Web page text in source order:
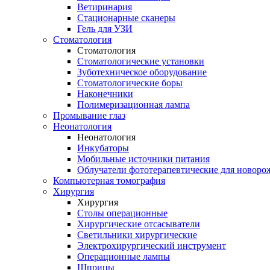
Ветиринария
Стационарные сканеры
Гель для УЗИ
Стоматология
Стоматология
Стоматологические установки
Зуботехническое оборудование
Стоматологические боры
Наконечники
Полимеризационная лампа
Промывание глаз
Неонатология
Неонатология
Инкубаторы
Мобильные источники питания
Облучатели фототерапевтические для
Компьютерная томография
Хирургия
Хирургия
Столы операционные
Хирургические отсасыватели
Светильники хирургические
Электрохирургический инструмент
Операционные лампы
Шприцы